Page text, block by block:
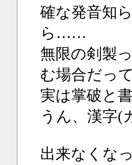
確な発音知
ら……
無限の剣製
む場合だっ
実は掌破と
うん、漢字(
出来なくな